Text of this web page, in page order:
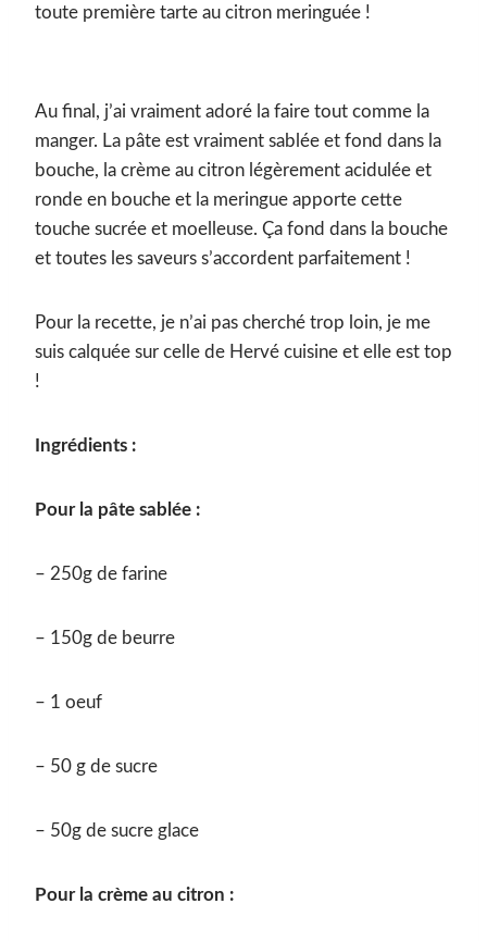
toute première tarte au citron meringuée !
Au final, j’ai vraiment adoré la faire tout comme la
manger. La pâte est vraiment sablée et fond dans la
bouche, la crème au citron légèrement acidulée et
ronde en bouche et la meringue apporte cette
touche sucrée et moelleuse. Ça fond dans la bouche
et toutes les saveurs s’accordent parfaitement !
Pour la recette, je n’ai pas cherché trop loin, je me
suis calquée sur celle de Hervé cuisine et elle est top
!
Ingrédients :
Pour la pâte sablée :
– 250g de farine
– 150g de beurre
– 1 oeuf
– 50 g de sucre
– 50g de sucre glace
Pour la crème au citron :